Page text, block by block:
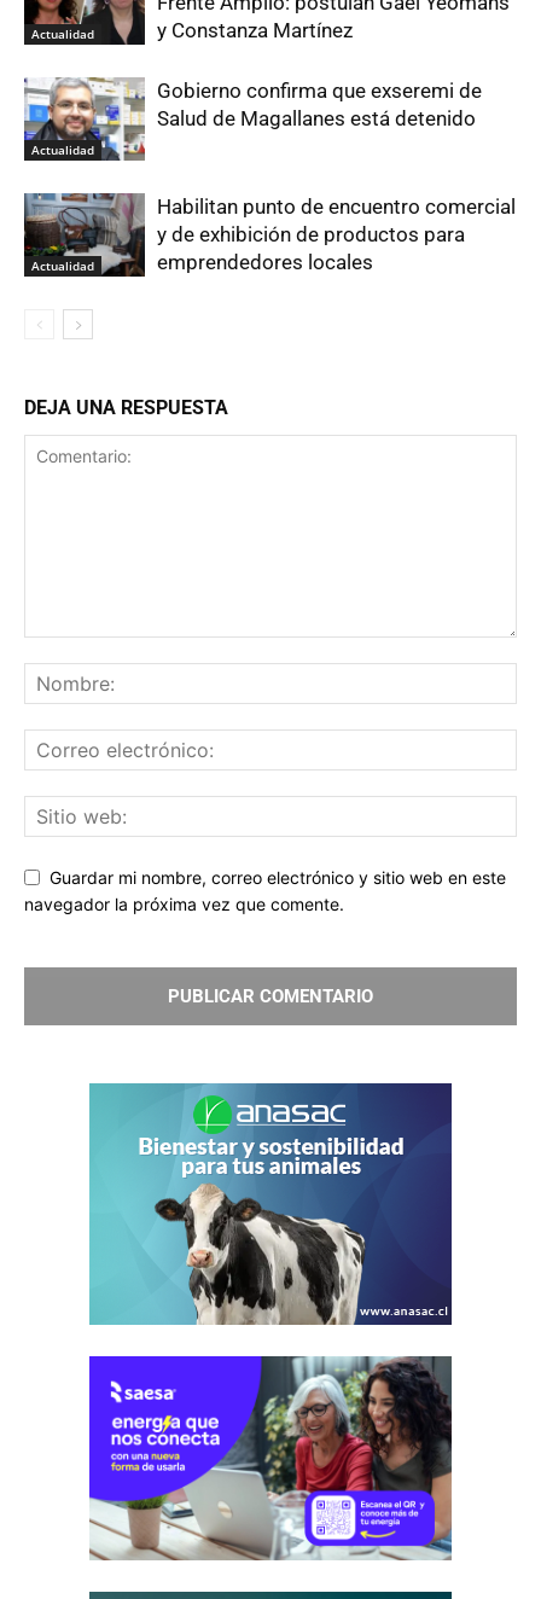
Actualidad
y Constanza Martínez
Actualidad
Gobierno confirma que exseremi de
Salud de Magallanes está detenido
Actualidad
Habilitan punto de encuentro comercial
y de exhibición de productos para
emprendedores locales
DEJA UNA RESPUESTA
Guardar mi nombre, correo electrónico y sitio web en este
navegador la próxima vez que comente.